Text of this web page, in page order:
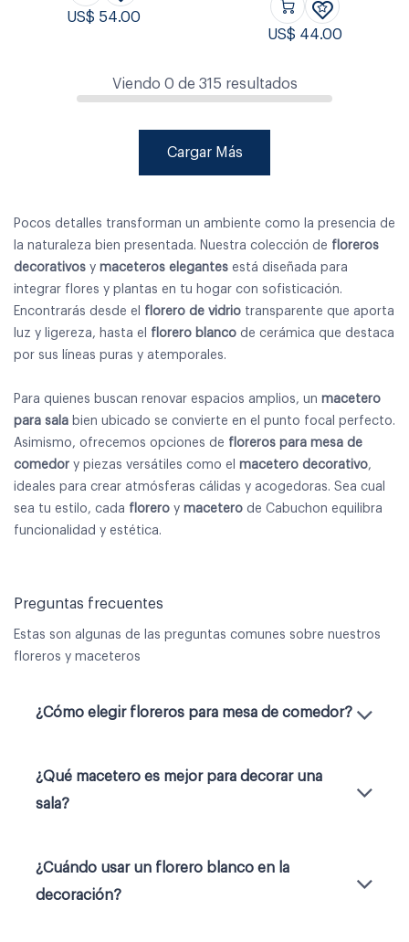
US$ 54.00
US$ 44.00
Viendo 0 de 315 resultados
Cargar Más
Pocos detalles transforman un ambiente como la presencia de
la naturaleza bien presentada. Nuestra colección de floreros
decorativos y maceteros elegantes está diseñada para
integrar flores y plantas en tu hogar con sofisticación.
Encontrarás desde el
florero de vidrio transparente que aporta
luz y ligereza, hasta el florero blanco de cerámica que destaca
por sus líneas puras y atemporales.
Para quienes buscan renovar espacios amplios, un macetero
para sala bien ubicado se convierte en el punto focal perfecto.
Asimismo, ofrecemos opciones de floreros para mesa de
comedor y piezas versátiles como el macetero decorativo,
ideales para crear atmósferas cálidas y acogedoras. Sea cual
sea tu estilo, cada florero y macetero de Cabuchon equilibra
funcionalidad y estética.
Preguntas frecuentes
Estas son algunas de las preguntas comunes sobre nuestros
floreros y maceteros
¿Cómo elegir floreros para mesa de comedor?
¿Qué macetero es mejor para decorar una
sala?
¿Cuándo usar un florero blanco en la
decoración?